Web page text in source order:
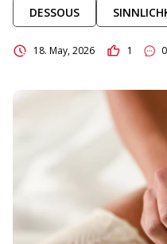
Testberichte
Sexgeschichten
DESSOUS
18. May, 2026 1